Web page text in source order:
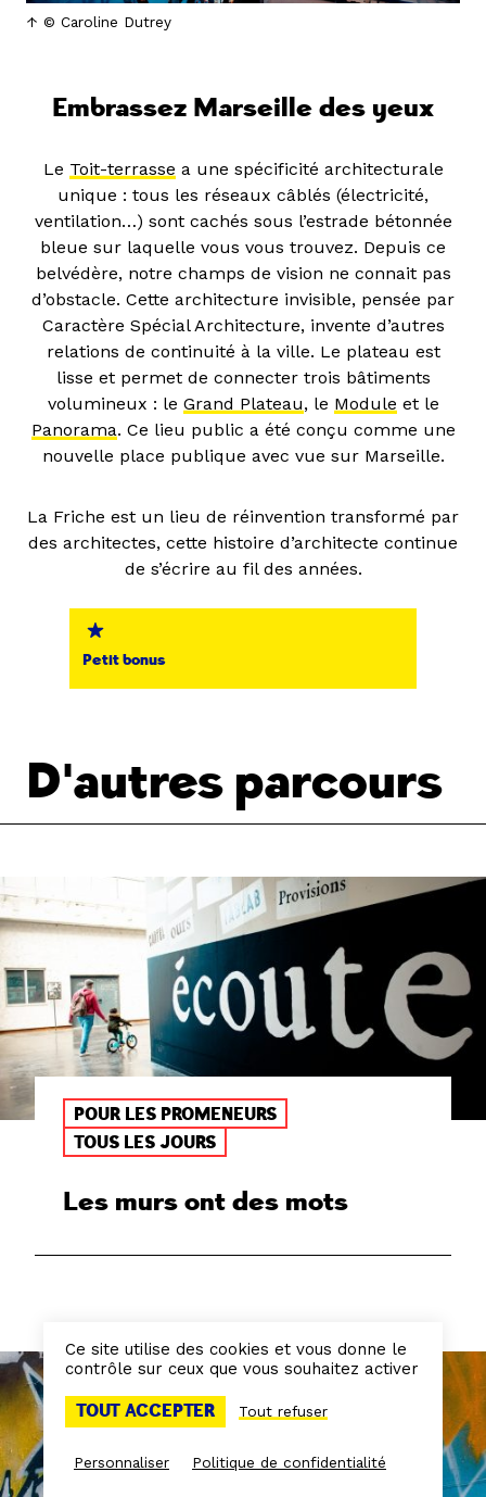
© Caroline Dutrey
Embrassez Marseille des yeux
Le Toit-terrasse a une spécificité architecturale
unique : tous les réseaux câblés (électricité,
ventilation…) sont cachés sous l’estrade bétonnée
bleue sur laquelle vous vous trouvez. Depuis ce
belvédère, notre champs de vision ne connait pas
d’obstacle. Cette architecture invisible, pensée par
Caractère Spécial Architecture, invente d’autres
relations de continuité à la ville. Le plateau est
lisse et permet de connecter trois bâtiments
volumineux : le Grand Plateau, le Module et le
Panorama. Ce lieu public a été conçu comme une
nouvelle place publique avec vue sur Marseille.
La Friche est un lieu de réinvention transformé par
des architectes, cette histoire d’architecte continue
de s’écrire au fil des années.
Petit bonus
D'autres parcours
POUR LES PROMENEURS
TOUS LES JOURS
Les murs ont des mots
Ce site utilise des cookies et vous donne le
contrôle sur ceux que vous souhaitez activer
TOUT ACCEPTER Tout refuser
Personnaliser Politique de confidentialité